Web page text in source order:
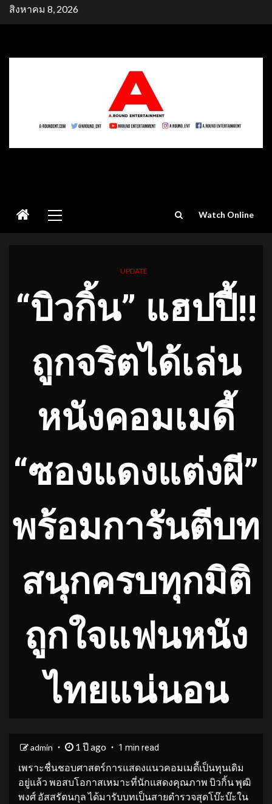
Skipสิงหาคม 8, 2026
Menu
Watch Online
UPDATE
“บิวกิ้น” แฮปปี้!!
ถูกจริตได้เล่น
หนังคอมเมดี้
“ซองแดงแต่งผี”
พร้อมการันตีบท
สนุกครบทุกมิติ
ถูกใจแฟนหนัง
ไทยแน่นอน
admin 1 ปี ago 1 min read
เพราะชื่นชอบศาสตร์การแสดงแนวคอมเมดี้เป็นทุนเดิม
อยู่แล้ว พอสบโอกาสเหมาะที่นักแสดงคุณภาพ บิวกิ้น พุฒิ
พงศ์ อัสสรัตนกุล ได้มารับบทเป็นสายตำรวจสุดโบ๊ะบ๊ะใน